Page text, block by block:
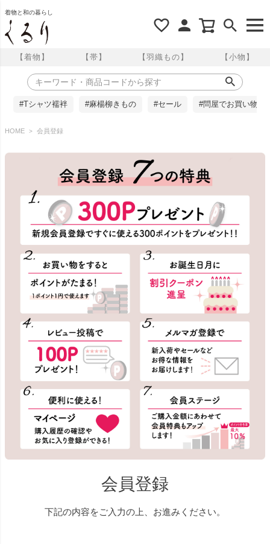
着物と和の暮らし
【着物】 【帯】 【羽織もの】 【小物】
#Tシャツ襦袢 #麻楊柳きもの #セール #問屋でお買い物
HOME 会員登録
会員登録
下記の内容をご入力の上、お進みください。